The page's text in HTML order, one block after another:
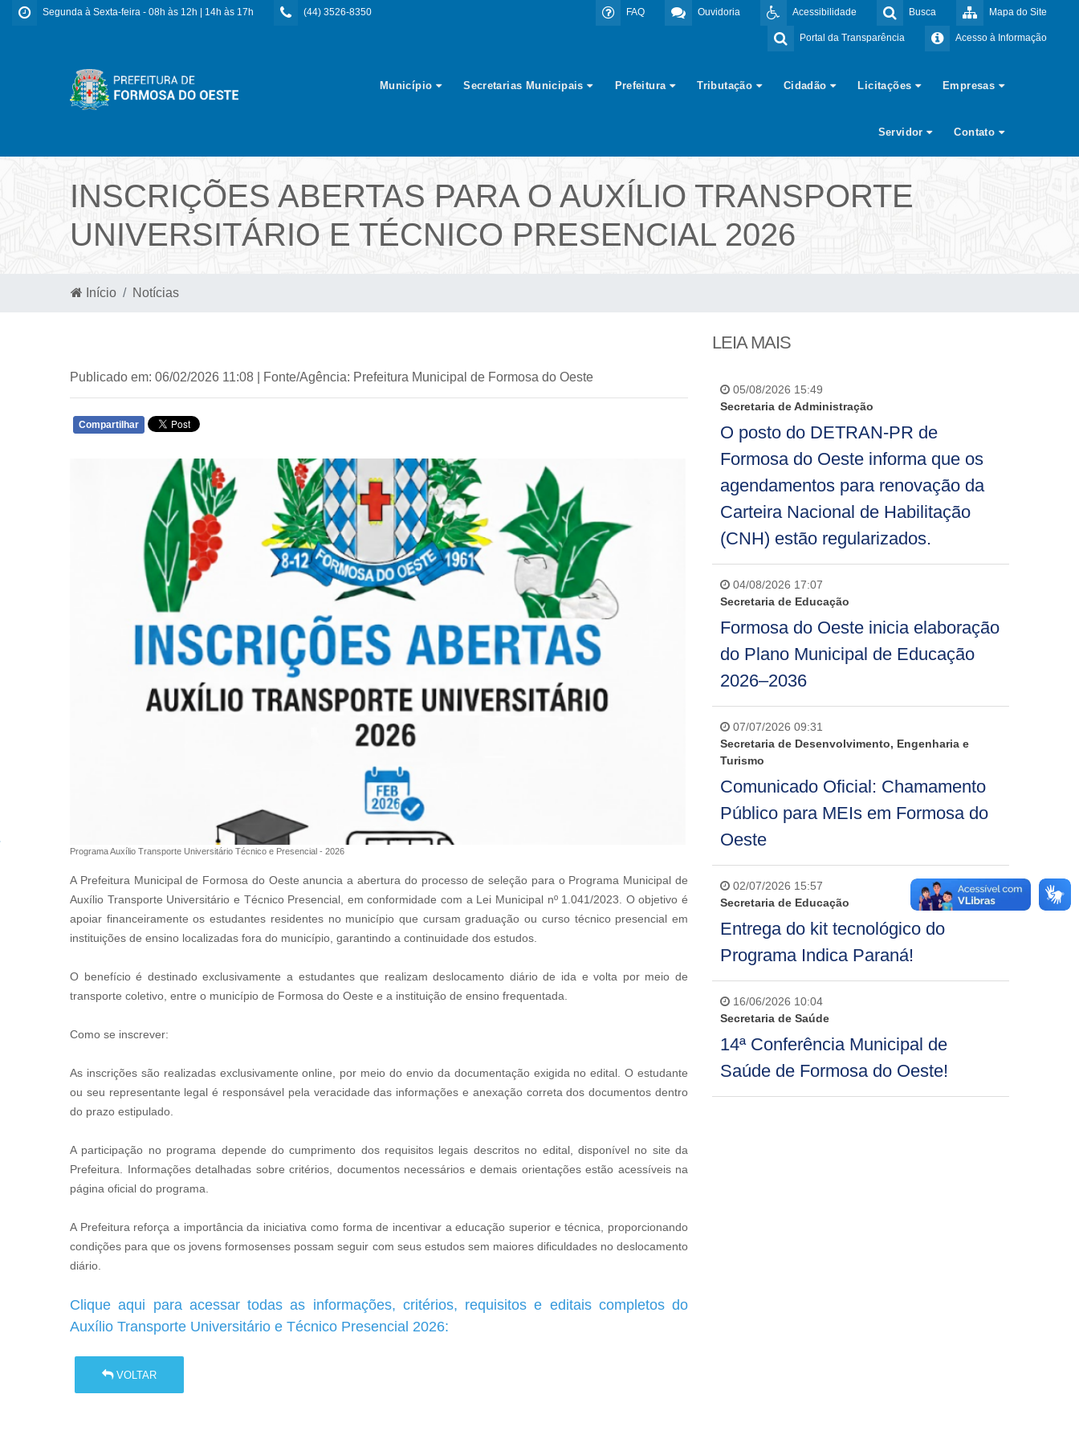
Segunda à Sexta-feira - 08h às 12h | 14h às 17h (44) 3526-8350 Mapa do Site
Busca
Acessibilidade
Ouvidoria
FAQ
Acesso à Informação
Portal da Transparência
Município Secretarias Municipais Prefeitura Tributação Cidadão Licitações Empresas
Servidor Contato
INSCRIÇÕES ABERTAS PARA O AUXÍLIO TRANSPORTE
UNIVERSITÁRIO E TÉCNICO PRESENCIAL 2026
Início Notícias
Publicado em: 06/02/2026 11:08 | Fonte/Agência: Prefeitura Municipal de Formosa do Oeste
Compartilhar
Programa Auxílio Transporte Universitário Técnico e Presencial - 2026
A Prefeitura Municipal de Formosa do Oeste anuncia a abertura do processo de seleção para o Programa Municipal de
Auxílio Transporte Universitário e Técnico Presencial, em conformidade com a Lei Municipal nº 1.041/2023. O objetivo é
apoiar financeiramente os estudantes residentes no município que cursam graduação ou curso técnico presencial em
instituições de ensino localizadas fora do município, garantindo a continuidade dos estudos.
O benefício é destinado exclusivamente a estudantes que realizam deslocamento diário de ida e volta por meio de
transporte coletivo, entre o município de Formosa do Oeste e a instituição de ensino frequentada.
Como se inscrever:
As inscrições são realizadas exclusivamente online, por meio do envio da documentação exigida no edital. O estudante
ou seu representante legal é responsável pela veracidade das informações e anexação correta dos documentos dentro
do prazo estipulado.
A participação no programa depende do cumprimento dos requisitos legais descritos no edital, disponível no site da
Prefeitura. Informações detalhadas sobre critérios, documentos necessários e demais orientações estão acessíveis na
página oficial do programa.
A Prefeitura reforça a importância da iniciativa como forma de incentivar a educação superior e técnica, proporcionando
condições para que os jovens formosenses possam seguir com seus estudos sem maiores dificuldades no deslocamento
diário.
Clique aqui para acessar todas as informações, critérios, requisitos e editais completos do
Auxílio Transporte Universitário e Técnico Presencial 2026:
VOLTAR
LEIA MAIS
05/08/2026 15:49
Secretaria de Administração
O posto do DETRAN-PR de
Formosa do Oeste informa que os
agendamentos para renovação da
Carteira Nacional de Habilitação
(CNH) estão regularizados.
04/08/2026 17:07
Secretaria de Educação
Formosa do Oeste inicia elaboração
do Plano Municipal de Educação
2026–2036
07/07/2026 09:31
Secretaria de Desenvolvimento, Engenharia e
Turismo
Comunicado Oficial: Chamamento
Público para MEIs em Formosa do
Oeste
02/07/2026 15:57
Secretaria de Educação
Entrega do kit tecnológico do
Programa Indica Paraná!
16/06/2026 10:04
Secretaria de Saúde
14ª Conferência Municipal de
Saúde de Formosa do Oeste!